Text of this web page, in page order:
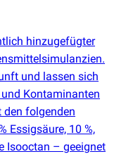
hinzugefügter
und lassen sich
Kontaminanten
folgenden
Essigsäure, 10 %,
Isooctan – geeignet